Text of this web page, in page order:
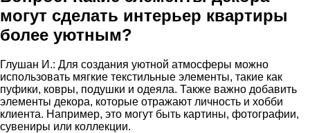
могут сделать интерьер квартиры
более уютным?
Глушан И.: Для создания уютной атмосферы можно
использовать мягкие текстильные элементы, такие как
пуфики, ковры, подушки и одеяла. Также важно добавить
элементы декора, которые отражают личность и хобби
клиента. Например, это могут быть картины, фотографии,
сувениры или коллекции.